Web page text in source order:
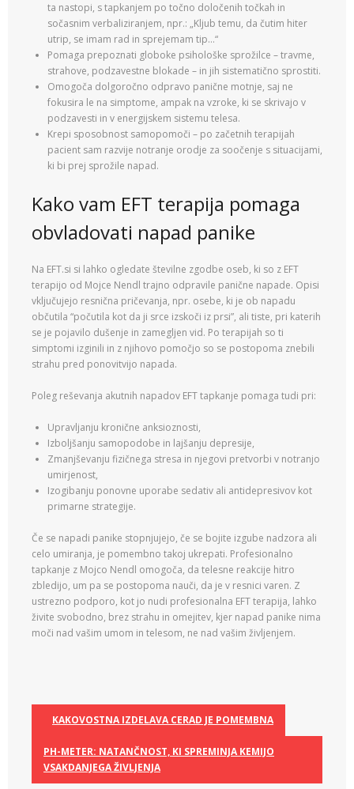
ta nastopi, s tapkanjem po točno določenih točkah in
sočasnim verbaliziranjem, npr.: „Kljub temu, da čutim hiter
utrip, se imam rad in sprejemam tip…“
Pomaga prepoznati globoke psihološke sprožilce – travme,
strahove, podzavestne blokade – in jih sistematično sprostiti.
Omogoča dolgoročno odpravo panične motnje, saj ne
fokusira le na simptome, ampak na vzroke, ki se skrivajo v
podzavesti in v energijskem sistemu telesa.
Krepi sposobnost samopomoči – po začetnih terapijah
pacient sam razvije notranje orodje za soočenje s situacijami,
ki bi prej sprožile napad.
Kako vam EFT terapija pomaga
obvladovati napad panike
Na EFT.si si lahko ogledate številne zgodbe oseb, ki so z EFT
terapijo od Mojce Nendl trajno odpravile panične napade. Opisi
vključujejo resnična pričevanja, npr. osebe, ki je ob napadu
občutila “počutila kot da ji srce izskoči iz prsi”, ali tiste, pri katerih
se je pojavilo dušenje in zamegljen vid. Po terapijah so ti
simptomi izginili in z njihovo pomočjo so se postopoma znebili
strahu pred ponovitvijo napada.
Poleg reševanja akutnih napadov EFT tapkanje pomaga tudi pri:
Upravljanju kronične anksioznosti,
Izboljšanju samopodobe in lajšanju depresije,
Zmanjševanju fizičnega stresa in njegovi pretvorbi v notranjo
umirjenost,
Izogibanju ponovne uporabe sedativ ali antidepresivov kot
primarne strategije.
Če se napadi panike stopnjujejo, če se bojite izgube nadzora ali
celo umiranja, je pomembno takoj ukrepati. Profesionalno
tapkanje z Mojco Nendl omogoča, da telesne reakcije hitro
zbledijo, um pa se postopoma nauči, da je v resnici varen. Z
ustrezno podporo, kot jo nudi profesionalna EFT terapija, lahko
živite svobodno, brez strahu in omejitev, kjer napad panike nima
moči nad vašim umom in telesom, ne nad vašim življenjem.
KAKOVOSTNA IZDELAVA CERAD JE POMEMBNA
PH-METER: NATANČNOST, KI SPREMINJA KEMIJO
VSAKDANJEGA ŽIVLJENJA